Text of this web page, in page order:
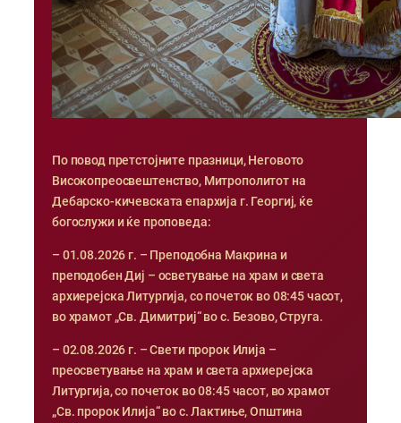
По повод претстојните празници, Неговото
Високопреосвештенство, Митрополитот на
Дебарско-кичевската епархија г. Георгиј, ќе
богослужи и ќе проповеда:
– 01.08.2026 г. – Преподобна Макрина и
преподобен Диј – осветување на храм и света
архиерејска Литургија, со почеток во 08:45 часот,
во храмот „Св. Димитриј“ во с. Безово, Струга.
– 02.08.2026 г. – Свети пророк Илија –
преосветување на храм и света архиерејска
Литургија, со почеток во 08:45 часот, во храмот
„Св. пророк Илија“ во с. Лактиње, Општина